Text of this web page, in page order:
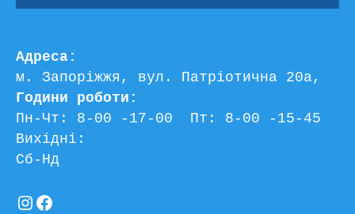
Адреса:
м. Запоріжжя, вул. Патріотична 20а,
Години роботи:
Пн-Чт: 8-00 -17-00  Пт: 8-00 -15-45
Вихідні:
Сб-Нд
Instagram
Facebook